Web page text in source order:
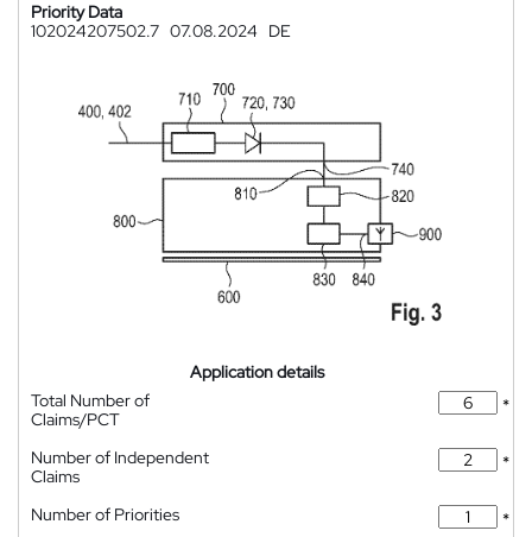
Priority Data
102024207502.7 07.08.2024 DE
Application details
Total Number of
Claims/PCT
*
Number of Independent
Claims
*
Number of Priorities
*